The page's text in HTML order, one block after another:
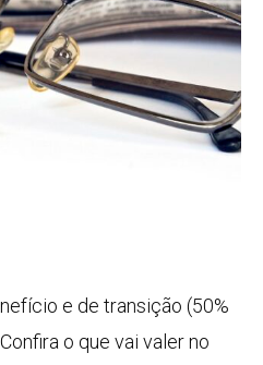
e de transição (50%
o que vai valer no